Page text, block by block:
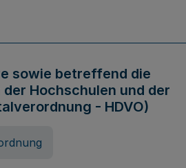
sowie betreffend die
Hochschulen und der
- HDVO)